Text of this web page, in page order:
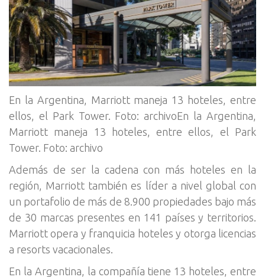
En la Argentina, Marriott maneja 13 hoteles, entre
ellos, el Park Tower. Foto: archivoEn la Argentina,
Marriott maneja 13 hoteles, entre ellos, el Park
Tower. Foto: archivo
Además de ser la cadena con más hoteles en la
región, Marriott también es líder a nivel global con
un portafolio de más de 8.900 propiedades bajo más
de 30 marcas presentes en 141 países y territorios.
Marriott opera y franquicia hoteles y otorga licencias
a resorts vacacionales.
En la Argentina, la compañía tiene 13 hoteles, entre